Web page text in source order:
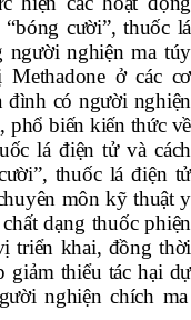
“bóng cười”, thuốc lá
người nghiện ma túy
ở các cơ
đình có người nghiện
phổ biến kiến thức về
lá điện tử và cách
thuốc lá điện tử
ên môn kỹthuật y
ất dạng thuốc phiện
ị triển khai, đồng thời
giảm thiểu tác hại dự
ười nghiện chích ma